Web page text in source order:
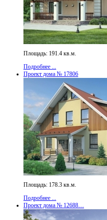
Площадь: 191.4 кв.м.
Подробнее ...
Проект дома № 17806
Площадь: 178.3 кв.м.
Подробнее ...
Проект дома № 12688…